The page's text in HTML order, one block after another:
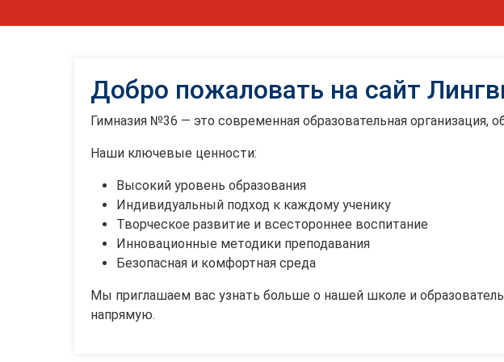
Добро пожаловать на сайт
Гимназия №36 — это современная образовательная организация,
Наши ключевые ценности:
Высокий уровень образования
Индивидуальный подход к каждому ученику
Творческое развитие и всестороннее воспитание
Инновационные методики преподавания
Безопасная и комфортная среда
Мы приглашаем вас узнать больше о нашей школе и
напрямую.